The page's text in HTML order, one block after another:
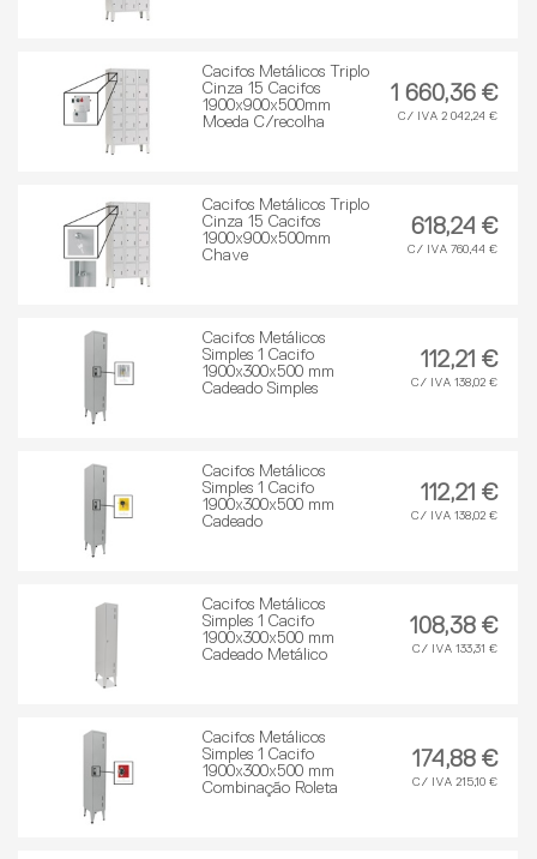
Cacifos Metálicos Triplo
Cinza 15 Cacifos
1900x900x500mm
Moeda C/recolha
1 660,36 €
C/ IVA 2 042,24 €
Cacifos Metálicos Triplo
Cinza 15 Cacifos
1900x900x500mm
Chave
618,24 €
C/ IVA 760,44 €
Cacifos Metálicos
Simples 1 Cacifo
1900x300x500 mm
Cadeado Simples
112,21 €
C/ IVA 138,02 €
Cacifos Metálicos
Simples 1 Cacifo
1900x300x500 mm
Cadeado
112,21 €
C/ IVA 138,02 €
Cacifos Metálicos
Simples 1 Cacifo
1900x300x500 mm
Cadeado Metálico
108,38 €
C/ IVA 133,31 €
Cacifos Metálicos
Simples 1 Cacifo
1900x300x500 mm
Combinação Roleta
174,88 €
C/ IVA 215,10 €